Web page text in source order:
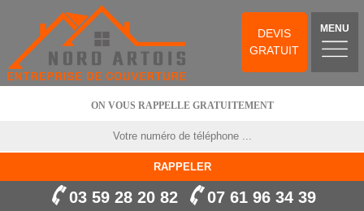
DEVIS
GRATUIT
MENU
ON VOUS RAPPELLE GRATUITEMENT
03 59 28 20 82 07 61 96 34 39